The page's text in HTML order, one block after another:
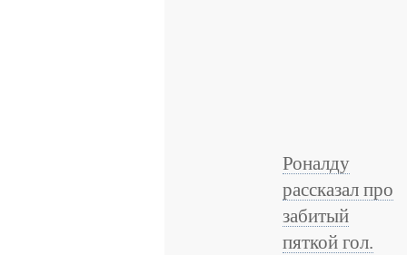
Роналду
рассказал про
забитый
пяткой гол.